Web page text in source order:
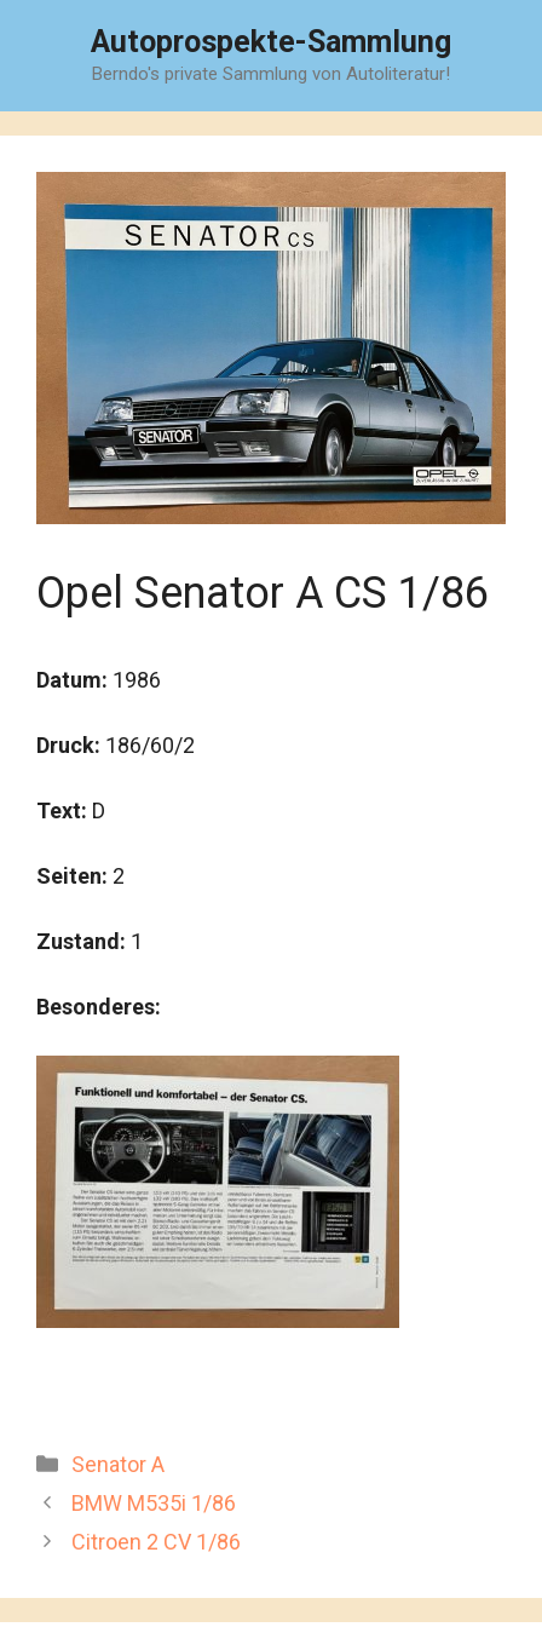
Autoprospekte-Sammlung
Berndo's private Sammlung von Autoliteratur!
Opel Senator A CS 1/86
Datum: 1986
Druck: 186/60/2
Text: D
Seiten: 2
Zustand: 1
Besonderes:
Kategorien
Senator A
BMW M535i 1/86
Citroen 2 CV 1/86